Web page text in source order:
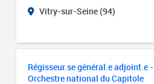
Vitry-sur-Seine (94)
Régisseur.se général.e adjoint.e -
Orchestre national du Capitole